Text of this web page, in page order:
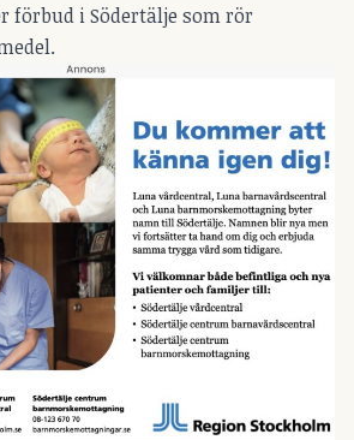
förbud i Södertälje som rör